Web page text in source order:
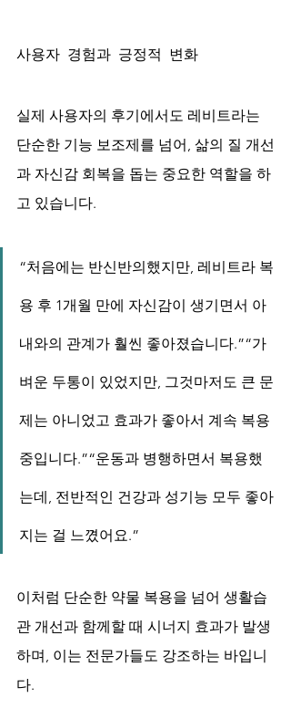
사용자 경험과 긍정적 변화
실제 사용자의 후기에서도 레비트라는
단순한 기능 보조제를 넘어, 삶의 질 개선
과 자신감 회복을 돕는 중요한 역할을 하
고 있습니다.
“처음에는 반신반의했지만, 레비트라 복
용 후 1개월 만에 자신감이 생기면서 아
내와의 관계가 훨씬 좋아졌습니다.”“가
벼운 두통이 있었지만, 그것마저도 큰 문
제는 아니었고 효과가 좋아서 계속 복용
중입니다.”“운동과 병행하면서 복용했
는데, 전반적인 건강과 성기능 모두 좋아
지는 걸 느꼈어요.”
이처럼 단순한 약물 복용을 넘어 생활습
관 개선과 함께할 때 시너지 효과가 발생
하며, 이는 전문가들도 강조하는 바입니
다.